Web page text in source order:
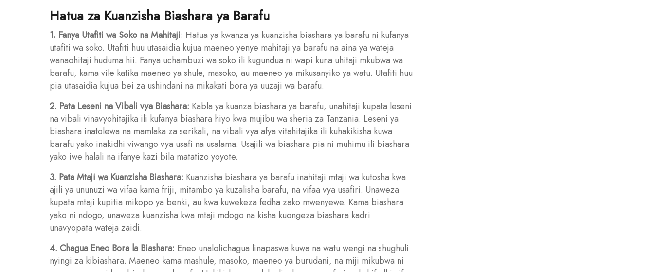
Hatua za Kuanzisha Biashara ya Barafu
1. Fanya Utafiti wa Soko na Mahitaji: Hatua ya kwanza ya kuanzisha biashara ya barafu ni kufanya
utafiti wa soko. Utafiti huu utasaidia kujua maeneo yenye mahitaji ya barafu na aina ya wateja
wanaohitaji huduma hii. Fanya uchambuzi wa soko ili kugundua ni wapi kuna uhitaji mkubwa wa
barafu, kama vile katika maeneo ya shule, masoko, au maeneo ya mikusanyiko ya watu. Utafiti huu
pia utasaidia kujua bei za ushindani na mikakati bora ya uuzaji wa barafu.
2. Pata Leseni na Vibali vya Biashara: Kabla ya kuanza biashara ya barafu, unahitaji kupata leseni
na vibali vinavyohitajika ili kufanya biashara hiyo kwa mujibu wa sheria za Tanzania. Leseni ya
biashara inatolewa na mamlaka za serikali, na vibali vya afya vitahitajika ili kuhakikisha kuwa
barafu yako inakidhi viwango vya usafi na usalama. Usajili wa biashara pia ni muhimu ili biashara
yako iwe halali na ifanye kazi bila matatizo yoyote.
3. Pata Mtaji wa Kuanzisha Biashara: Kuanzisha biashara ya barafu inahitaji mtaji wa kutosha kwa
ajili ya ununuzi wa vifaa kama friji, mitambo ya kuzalisha barafu, na vifaa vya usafiri. Unaweza
kupata mtaji kupitia mikopo ya benki, au kwa kuwekeza fedha zako mwenyewe. Kama biashara
yako ni ndogo, unaweza kuanzisha kwa mtaji mdogo na kisha kuongeza biashara kadri
unavyopata wateja zaidi.
4. Chagua Eneo Bora la Biashara: Eneo unalolichagua linapaswa kuwa na watu wengi na shughuli
nyingi za kibiashara. Maeneo kama mashule, masoko, maeneo ya burudani, na miji mikubwa ni